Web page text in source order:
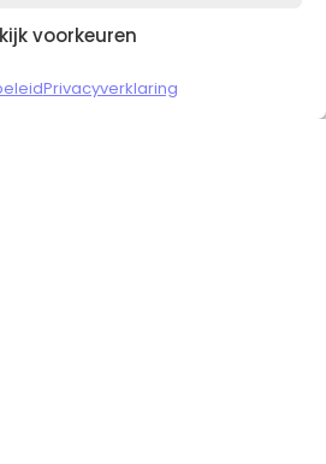
voorkeuren
Privacyverklaring